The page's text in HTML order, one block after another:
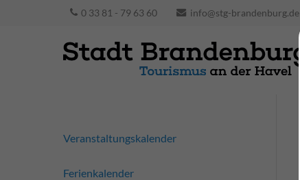
0 33 81 - 79 63 60 info@stg-brandenburg.de
Veranstaltungskalender
Ferienkalender